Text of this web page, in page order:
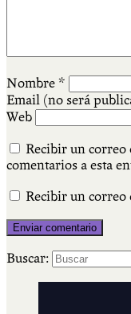
Nombre *
Email (no será
Web
Recibir un correo
comentarios a esta
Recibir un correo
Buscar: